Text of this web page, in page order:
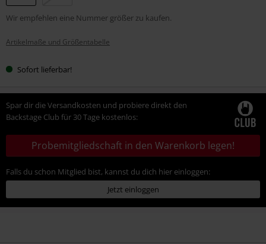
Wir empfehlen eine Nummer größer zu kaufen.
Artikelmaße und Größentabelle
Sofort lieferbar!
Spar dir die Versandkosten und probiere direkt den
Backstage Club für 30 Tage kostenlos:
Probemitgliedschaft in den Warenkorb legen!
Falls du schon Mitglied bist, kannst du dich hier einloggen:
Jetzt einloggen